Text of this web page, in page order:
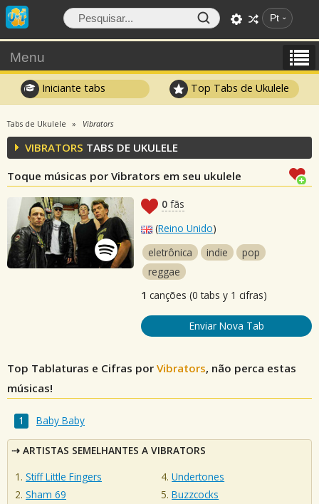
Pt
Menu
Iniciante tabs Top Tabs de Ukulele
Tabs de Ukulele Vibrators
VIBRATORS TABS DE UKULELE
Toque músicas por Vibrators em seu ukulele
0 fãs
(Reino Unido)
eletrônica
indie
pop
reggae
1 canções (0 tabs y 1 cifras)
Enviar Nova Tab
Top Tablaturas e Cifras por Vibrators, não perca estas
músicas!
Baby Baby
ARTISTAS SEMELHANTES A VIBRATORS
Stiff Little Fingers
Sham 69
Undertones
Buzzcocks